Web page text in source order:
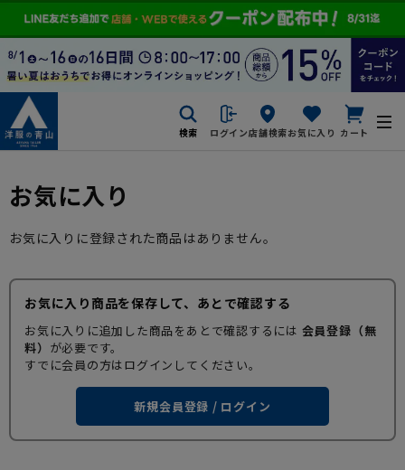
検索 ログイン店舗検索お気に入り カート
お気に入り
お気に入りに登録された商品はありません。
お気に入り商品を保存して、あとで確認する
お気に入りに追加した商品をあとで確認するには 会員登録（無
料） が必要です。
すでに会員の方はログインしてください。
新規会員登録 / ログイン